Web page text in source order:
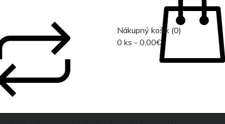
Nákupný košík (0)
0 ks - 0,00€